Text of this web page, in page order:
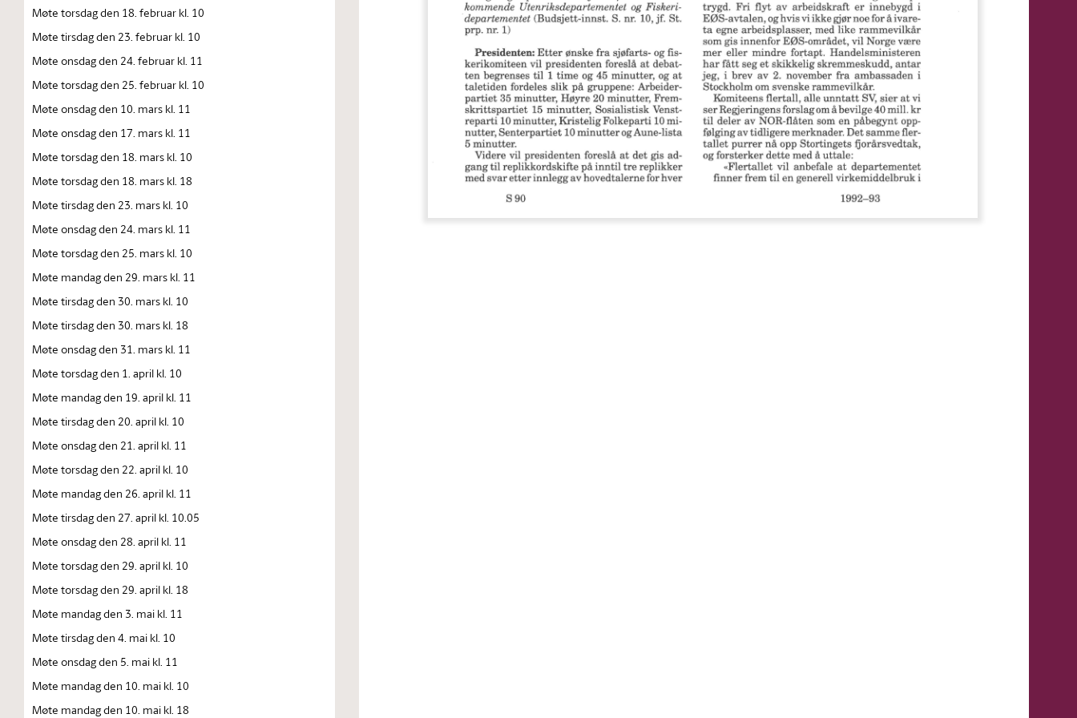
Møte torsdag den 18. februar kl. 10
Møte tirsdag den 23. februar kl. 10
Møte onsdag den 24. februar kl. 11
Møte torsdag den 25. februar kl. 10
Møte onsdag den 10. mars kl. 11
Møte onsdag den 17. mars kl. 11
Møte torsdag den 18. mars kl. 10
Møte torsdag den 18. mars kl. 18
Møte tirsdag den 23. mars kl. 10
Møte onsdag den 24. mars kl. 11
Møte torsdag den 25. mars kl. 10
Møte mandag den 29. mars kl. 11
Møte tirsdag den 30. mars kl. 10
Møte tirsdag den 30. mars kl. 18
Møte onsdag den 31. mars kl. 11
Møte torsdag den 1. april kl. 10
Møte mandag den 19. april kl. 11
Møte tirsdag den 20. april kl. 10
Møte onsdag den 21. april kl. 11
Møte torsdag den 22. april kl. 10
Møte mandag den 26. april kl. 11
Møte tirsdag den 27. april kl. 10.05
Møte onsdag den 28. april kl. 11
Møte torsdag den 29. april kl. 10
Møte torsdag den 29. april kl. 18
Møte mandag den 3. mai kl. 11
Møte tirsdag den 4. mai kl. 10
Møte onsdag den 5. mai kl. 11
Møte mandag den 10. mai kl. 10
Møte mandag den 10. mai kl. 18